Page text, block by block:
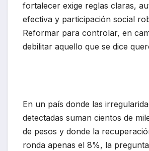
fortalecer exige reglas claras,
efectiva y participación social
Reformar para controlar, en
debilitar aquello que se dice
En un país donde las
detectadas suman cientos de
de pesos y donde la
ronda apenas el 8%, la